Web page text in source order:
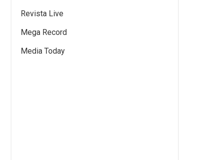
Revista Live
Mega Record
Media Today